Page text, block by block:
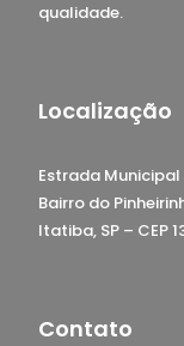
qualidade.
Localização
Estrada
Bairro do
Itatiba, SP – CEP
Contato